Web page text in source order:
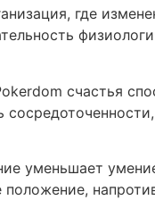
где
счастья
уменьшает